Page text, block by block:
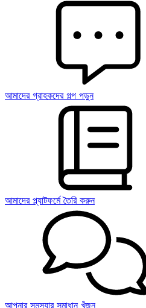
আমাদের গ্রাহকদের গল্প পড়ুন
আমাদের প্ল্যাটফর্মে তৈরি করুন
আপনার সমস্যার সমাধান খুঁজুন